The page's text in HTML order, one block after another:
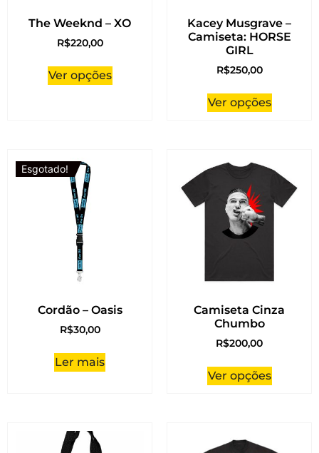
The Weeknd – XO
R$220,00
Ver opções
Kacey Musgrave –
Camiseta: HORSE
GIRL
R$250,00
Ver opções
Esgotado!
Cordão – Oasis
R$30,00
Ler mais
Camiseta Cinza
Chumbo
R$200,00
Ver opções